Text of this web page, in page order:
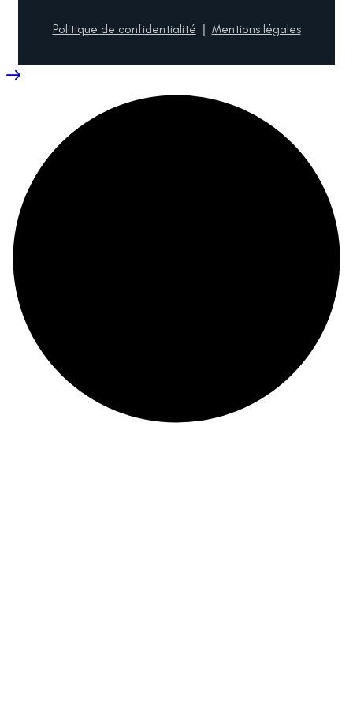
Politique de confidentialité | Mentions légales